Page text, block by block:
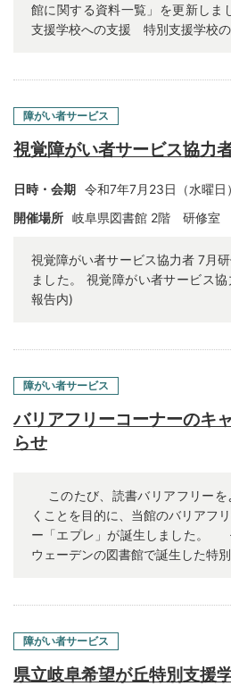
館に関する資料一覧」を更新しま
支援学校への支援 特別支援学校
障がい者サービス
視覚障がい者サービス協力
日時・会期 令和7年7月23日（水曜日）
開催場所 岐阜県図書館 2階 研修室
視覚障がい者サービス協力者 7月
ました。 視覚障がい者サービス
報告内)
障がい者サービス
バリアフリーコーナーのキ
らせ
このたび、読書バリアフリーを
くことを目的に、当館のバリアフ
ー「エプレ」が誕生しました。
ウェーデンの図書館で誕生した特
障がい者サービス
県立岐阜希望が丘特別支援